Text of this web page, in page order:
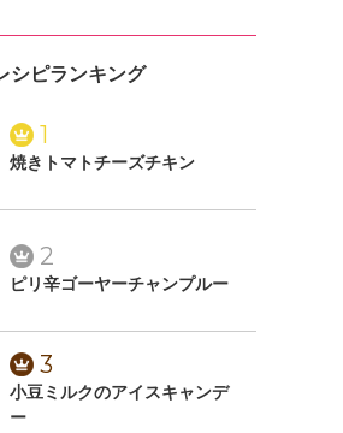
シピランキング
1
焼きトマトチーズチキン
2
ピリ辛ゴーヤーチャンプルー
3
小豆ミルクのアイスキャンデ
ー